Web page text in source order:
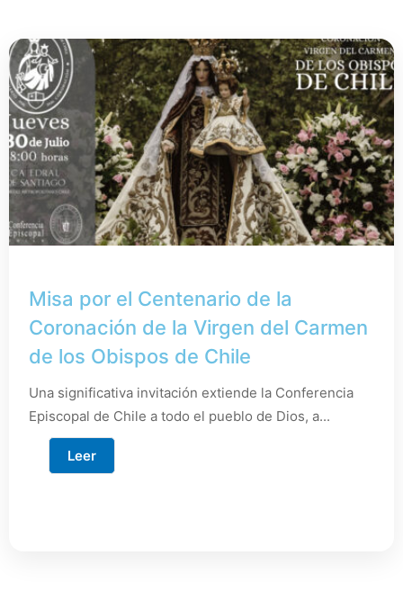
Misa por el Centenario de la
Coronación de la Virgen del Carmen
de los Obispos de Chile
Una significativa invitación extiende la Conferencia
Episcopal de Chile a todo el pueblo de Dios, a...
Leer